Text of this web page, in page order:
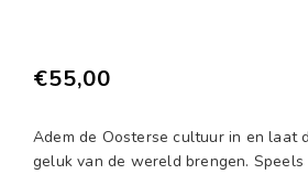
€55,00
Adem de Oosterse cultuur in en laat
geluk van de wereld brengen.